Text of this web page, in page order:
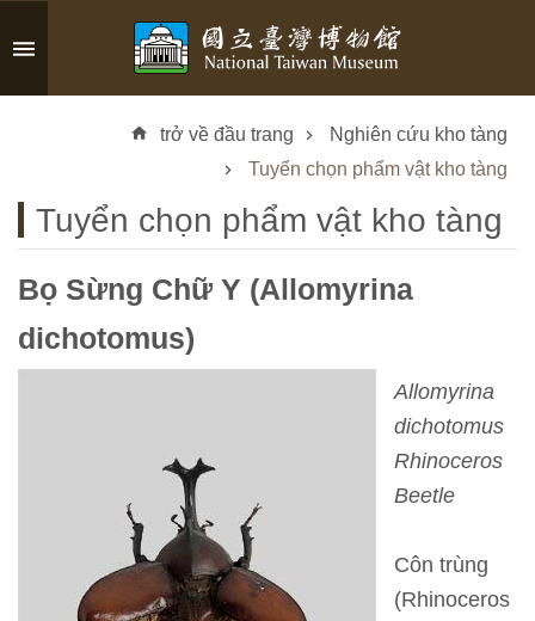
Skip to main content
c
e
S
e
trở về đầu trang
Nghiên cứu kho tàng
Tuyển chọn phẩm vật kho tàng
Tuyển chọn phẩm vật kho tàng
Bọ Sừng Chữ Y (Allomyrina
dichotomus)
Allomyrina
dichotomus
Rhinoceros
Beetle
Côn trùng
(Rhinoceros